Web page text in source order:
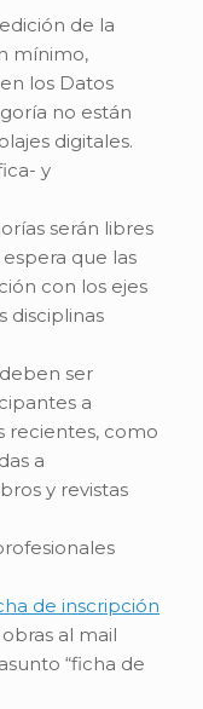
de la
mínimo,
los Datos
no están
digitales.
y
serán libres
que las
con los ejes
disciplinas
ser
a
recientes, como
a
y revistas
de inscripción
al mail
“ficha de